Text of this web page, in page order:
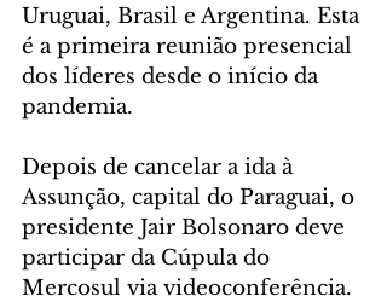
Uruguai, Brasil e Argentina. Esta
é a primeira reunião presencial
dos líderes desde o início da
pandemia.
Depois de cancelar a ida à
Assunção, capital do Paraguai, o
presidente Jair Bolsonaro deve
participar da Cúpula do
Mercosul via videoconferência.